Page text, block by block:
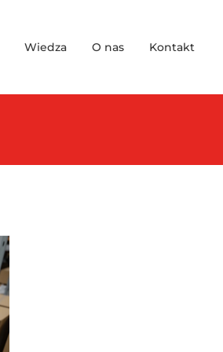
Wiedza O nas Kontakt